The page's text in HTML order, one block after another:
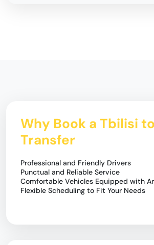
Why Book a Tbilisi
Transfer
Professional and Friendly Drivers
Punctual and Reliable Service
Comfortable Vehicles Equipped with
Flexible Scheduling to Fit Your Needs